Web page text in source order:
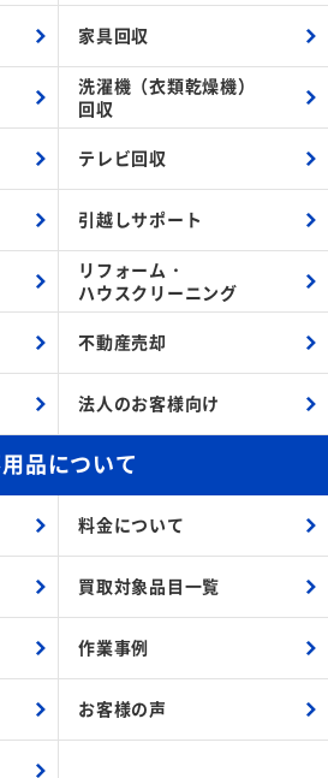
家具回収
洗濯機（衣類乾燥機）
回収
テレビ回収
引越しサポート
リフォーム・
ハウスクリーニング
不動産売却
法人のお客様向け
品について
料金について
買取対象品目一覧
作業事例
お客様の声